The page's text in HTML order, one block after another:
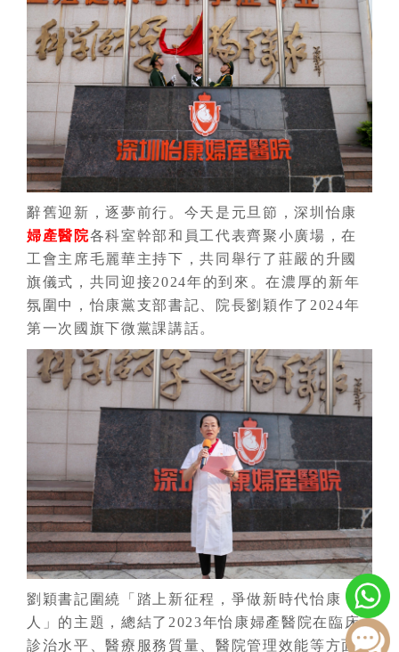
辭舊迎新，逐夢前行。今天是元旦節，深圳怡康
婦產醫院各科室幹部和員工代表齊聚小廣場，在
工會主席毛麗華主持下，共同舉行了莊嚴的升國
旗儀式，共同迎接2024年的到來。在濃厚的新年
氛圍中，怡康黨支部書記、院長劉穎作了2024年
第一次國旗下微黨課講話。
劉穎書記圍繞「踏上新征程，爭做新時代怡康
人」的主題，總結了2023年怡康婦產醫院在臨床
診治水平、醫療服務質量、醫院管理效能等方面